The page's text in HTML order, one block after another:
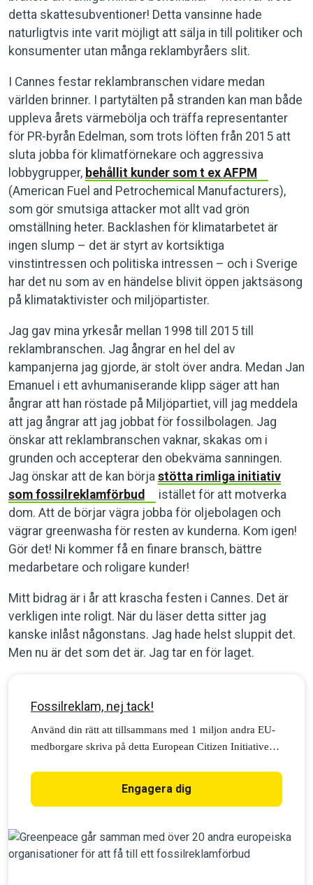
detta skattesubventioner! Detta vansinne hade
naturligtvis inte varit möjligt att sälja in till politiker och
konsumenter utan många reklambyråers slit.
I Cannes festar reklambranschen vidare medan
världen brinner. I partytälten på stranden kan man både
uppleva årets värmebölja och träffa representanter
för PR-byrån Edelman, som trots löften från 2015 att
sluta jobba för klimatförnekare och aggressiva
lobbygrupper, behållit kunder som t ex AFPM
(American Fuel and Petrochemical Manufacturers),
som gör smutsiga attacker mot allt vad grön
omställning heter. Backlashen för klimatarbetet är
ingen slump – det är styrt av kortsiktiga
vinstintressen och politiska intressen – och i Sverige
har det nu som av en händelse blivit öppen jaktsäsong
på klimataktivister och miljöpartister.
Jag gav mina yrkesår mellan 1998 till 2015 till
reklambranschen. Jag ångrar en hel del av
kampanjerna jag gjorde, är stolt över andra. Medan Jan
Emanuel i ett avhumaniserande klipp säger att han
ångrar att han röstade på Miljöpartiet, vill jag meddela
att jag ångrar att jag jobbat för fossilbolagen. Jag
önskar att reklambranschen vaknar, skakas om i
grunden och accepterar den obekväma sanningen.
Jag önskar att de kan börja stötta rimliga initiativ
som fossilreklamförbud
istället för att motverka
dom. Att de börjar vägra jobba för oljebolagen och
vägrar greenwasha för resten av kunderna. Kom igen!
Gör det! Ni kommer få en finare bransch, bättre
medarbetare och roligare kunder!
Mitt bidrag är i år att krascha festen i Cannes. Det är
verkligen inte roligt. När du läser detta sitter jag
kanske inlåst någonstans. Jag hade helst sluppit det.
Men nu är det som det är. Jag tar en för laget.
Fossilreklam, nej tack!
Använd din rätt att tillsammans med 1 miljon andra EU-
medborgare skriva på detta European Citizen Initiative
bensinbilar och greenwashande oljebolag. Agera nu!
Engagera dig